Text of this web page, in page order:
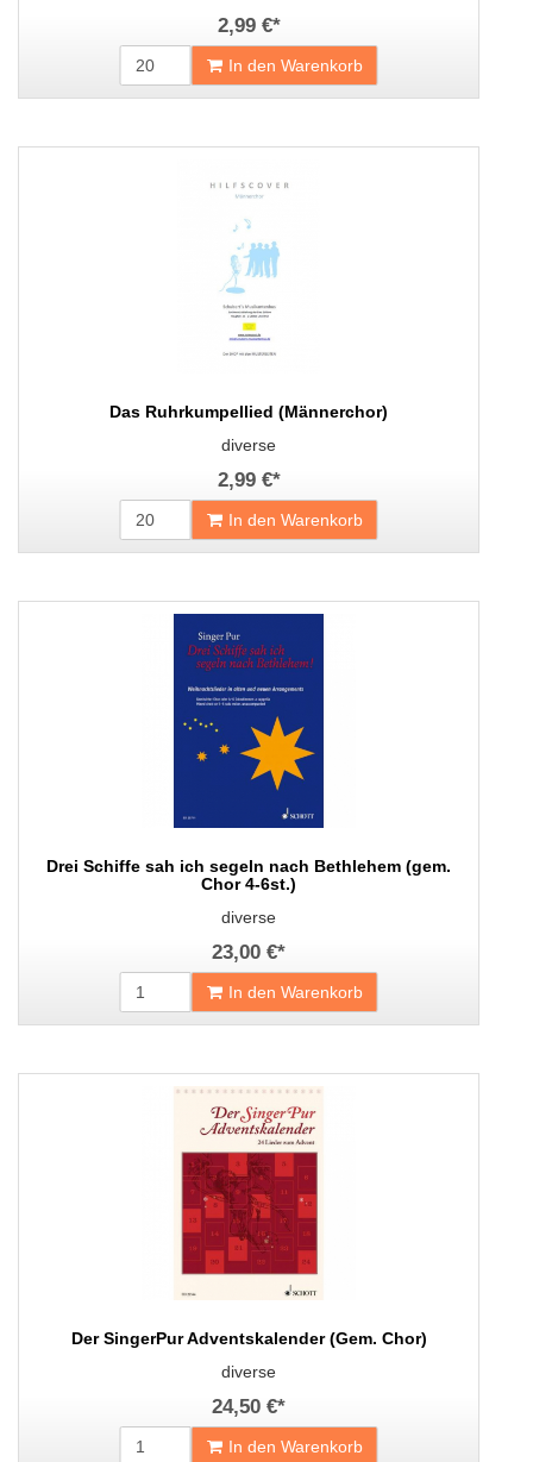
2,99 €*
In den Warenkorb
Das Ruhrkumpellied (Männerchor)
diverse
2,99 €*
In den Warenkorb
Drei Schiffe sah ich segeln nach Bethlehem (gem.
Chor 4-6st.)
diverse
23,00 €*
In den Warenkorb
Der SingerPur Adventskalender (Gem. Chor)
diverse
24,50 €*
In den Warenkorb